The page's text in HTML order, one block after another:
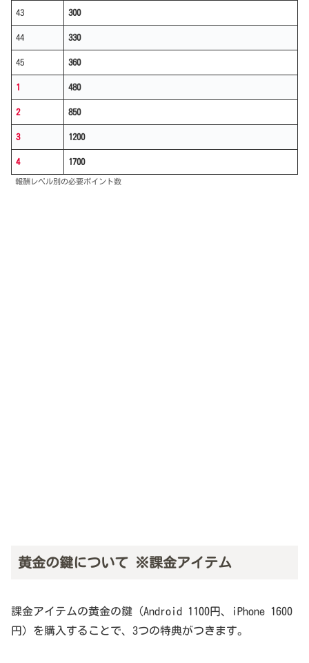
43 300
44 330
45 360
1 480
2 850
3 1200
4 1700
報酬レベル別の必要ポイント数
黄金の鍵について ※課金アイテム
課金アイテムの黄金の鍵（Android 1100円、iPhone 1600
円）を購入することで、3つの特典がつきます。